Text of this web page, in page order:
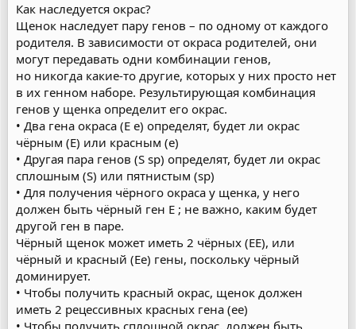
Как наследуется окрас?
Щенок наследует пару генов – по одному от каждого
родителя. В зависимости от окраса родителей, они
могут передавать одни комбинации генов,
но никогда какие-то другие, которых у них просто нет
в их генном наборе. Результирующая комбинация
генов у щенка определит его окрас.
• Два гена окраса (E e) определят, будет ли окрас
чёрным (E) или красным (e)
• Другая пара генов (S sp) определят, будет ли окрас
сплошным (S) или пятнистым (sp)
• Для получения чёрного окраса у щенка, у него
должен быть чёрный ген E ; не важно, каким будет
другой ген в паре.
Чёрный щенок может иметь 2 чёрных (EE), или
чёрный и красный (Ee) гены, поскольку чёрный
доминирует.
• Чтобы получить красный окрас, щенок должен
иметь 2 рецессивных красных гена (ee)
• Чтобы получить сплошной окрас, должен быть